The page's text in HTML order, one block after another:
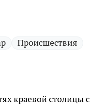
Происшествия
краевой